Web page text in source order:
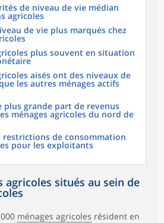
de niveau de vie médian
agricoles
de vie plus marqués chez
plus souvent en situation
aisés ont des niveaux de
les autres ménages actifs
plus grande part de revenus
ménages agricoles du nord de
restrictions de consommation
pour les exploitants
agricoles situés au sein de
ménages agricoles résident en